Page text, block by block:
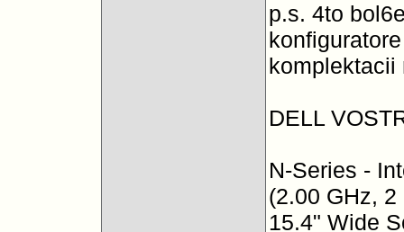
p.s. 4to
komplektacii
DELL
N-Series -
(2.00 GHz,
15.4" Wide